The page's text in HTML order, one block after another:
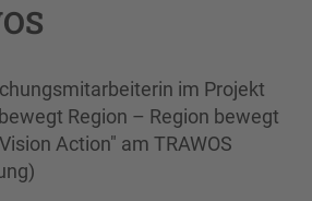
im Projekt
Region – Region bewegt
Action" am TRAWOS